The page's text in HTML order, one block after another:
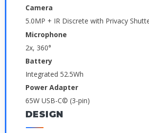
Camera
5.0MP + IR Discrete with Privacy
Microphone
2x, 360°
Battery
Integrated 52.5Wh
Power Adapter
65W USB-C© (3-pin)
DESIGN